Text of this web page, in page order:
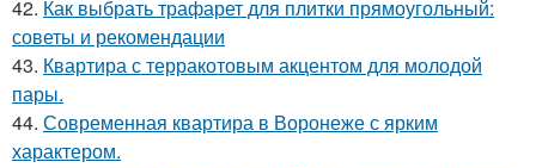
42. Как выбрать трафарет для плитки прямоугольный:
советы и рекомендации
43. Квартира с терракотовым акцентом для молодой
пары.
44. Современная квартира в Воронеже с ярким
характером.